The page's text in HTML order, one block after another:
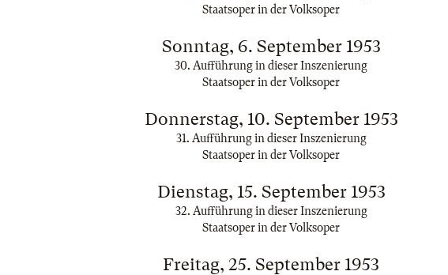
Staatsoper in der Volksoper
Sonntag, 6. September 1953
30. Aufführung in dieser Inszenierung
Staatsoper in der Volksoper
Donnerstag, 10. September 1953
31. Aufführung in dieser Inszenierung
Staatsoper in der Volksoper
Dienstag, 15. September 1953
32. Aufführung in dieser Inszenierung
Staatsoper in der Volksoper
Freitag, 25. September 1953